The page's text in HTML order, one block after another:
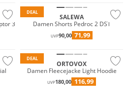
3
DEAL
SALEWA
Damen Shorts Pedroc 2 DST
UVP90,00 71,99
DEAL
ORTOVOX
Damen Fleecejacke Light Hoodie
UVP180,00 116,99